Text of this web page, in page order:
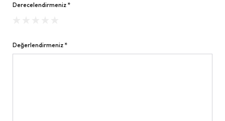
Derecelendirmeniz *
Değerlendirmeniz *